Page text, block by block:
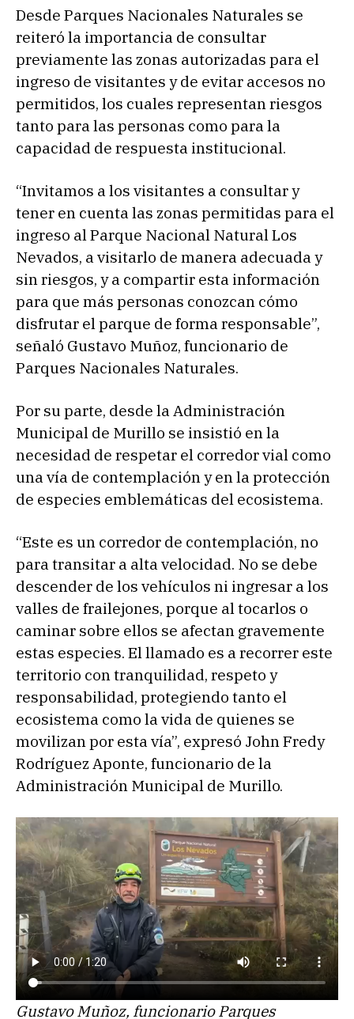
Desde Parques Nacionales Naturales se
reiteró la importancia de consultar
previamente las zonas autorizadas para el
ingreso de visitantes y de evitar accesos no
permitidos, los cuales representan riesgos
tanto para las personas como para la
capacidad de respuesta institucional.
“Invitamos a los visitantes a consultar y
tener en cuenta las zonas permitidas para el
ingreso al Parque Nacional Natural Los
Nevados, a visitarlo de manera adecuada y
sin riesgos, y a compartir esta información
para que más personas conozcan cómo
disfrutar el parque de forma responsable”,
señaló Gustavo Muñoz, funcionario de
Parques Nacionales Naturales.
Por su parte, desde la Administración
Municipal de Murillo se insistió en la
necesidad de respetar el corredor vial como
una vía de contemplación y en la protección
de especies emblemáticas del ecosistema.
“Este es un corredor de contemplación, no
para transitar a alta velocidad. No se debe
descender de los vehículos ni ingresar a los
valles de frailejones, porque al tocarlos o
caminar sobre ellos se afectan gravemente
estas especies. El llamado es a recorrer este
territorio con tranquilidad, respeto y
responsabilidad, protegiendo tanto el
ecosistema como la vida de quienes se
movilizan por esta vía”, expresó John Fredy
Rodríguez Aponte, funcionario de la
Administración Municipal de Murillo.
Gustavo Muñoz, funcionario Parques